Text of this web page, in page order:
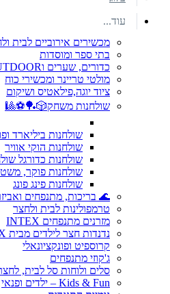
עוד...
מכשירים אירוביים לבית
בתי ספר ומוסדות
כדורים, שערים וOUTDOOR
מולטי טריינר ומכשירי כוח
ציוד יוגה,פילאטיס ושיקום
שולחנות משחק🎲🏓⚽🎱
שולחנות ביליארד
שולחנות הוקי אוויר
שולחנות כדורגל
שולחנות פוקר,
שולחנות פינג פונג
🌊 בריכות, מתנפחים
טרמפולינות לבית ולחצר
מזרנים מתנפחים INTEX
נדנדות חצר לילדים מבית INTEX
קרוספיט ופונקציונאלי
ג'קוזי מתנפחים
סלים ולוחות סל לבית,
Kids & Fun – ילדים ופנאי